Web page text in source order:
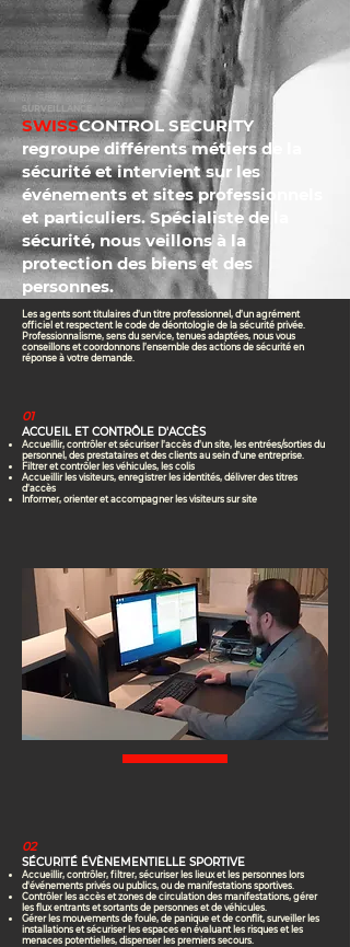
SURVEILLANCE
SWISSCONTROL SECURITY
regroupe différents métiers de la
sécurité et intervient sur les
événements et sites professionnels
et particuliers. Spécialiste de la
sécurité, nous veillons à la
protection des biens et des
personnes.
Les agents sont titulaires d’un titre professionnel, d’un agrément
officiel et respectent le code de déontologie de la sécurité privée.
Professionnalisme, sens du service, tenues adaptées, nous vous
conseillons et coordonnons l’ensemble des actions de sécurité en
réponse à votre demande.
01
ACCUEIL ET CONTRÔLE D'ACCÈS
Accueillir, contrôler et sécuriser l’accès d’un site, les entrées/sorties du
personnel, des prestataires et des clients au sein d’une entreprise.
Filtrer et contrôler les véhicules, les colis
Accueillir les visiteurs, enregistrer les identités, délivrer des titres
d’accès
Informer, orienter et accompagner les visiteurs sur site
02
SÉCURITÉ ÉVÈNEMENTIELLE SPORTIVE
Accueillir, contrôler, filtrer, sécuriser les lieux et les personnes lors
d'événements privés ou publics, ou de manifestations sportives.
Contrôler les accès et zones de circulation des manifestations, gérer
les flux entrants et sortants de personnes et de véhicules.
Gérer les mouvements de foule, de panique et de conflit, surveiller les
installations et sécuriser les espaces en évaluant les risques et les
menaces potentielles, dispenser les premiers secours.